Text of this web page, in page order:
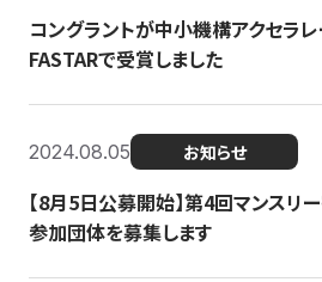
コングラントが中小機構アクセラ
FASTARで受賞しました
2024.08.05 お知らせ
【8月5日公募開始】第4回マンスリ
参加団体を募集します